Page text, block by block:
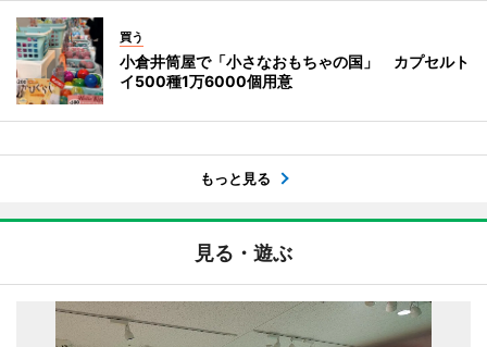
買う
小倉井筒屋で「小さなおもちゃの国」 カプセルト
イ500種1万6000個用意
もっと見る
見る・遊ぶ